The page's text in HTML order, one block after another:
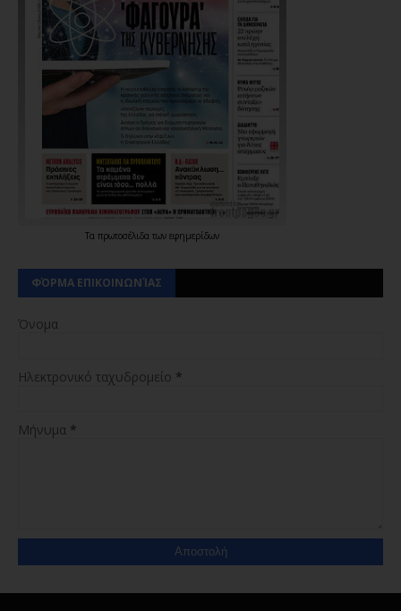
Τα πρωτοσέλιδα των εφημερίδων
ΦΌΡΜΑ ΕΠΙΚΟΙΝΩΝΊΑΣ
Όνομα
Ηλεκτρονικό ταχυδρομείο *
Μήνυμα *